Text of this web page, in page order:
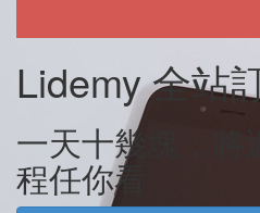
Lidemy 全站
一天十幾塊，將
程任你看